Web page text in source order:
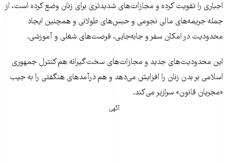
اجباری را تقویت کرده و مجازات‌های شدیدتری برای زنان وضع کرده است، از
جمله جریمه‌های مالی نجومی و حبس‌های طولانی‌ و همچنین ایجاد
محدودیت در امکان سفر و جابه‌جایی، فرصت‌های شغلی و آموزشی.
این محدودیت‌های جدید و مجازات‌های سخت‌گیرانه‌ هم کنترل جمهوری
اسلامی بر بدن زنان را افزایش می‌دهد و هم درآمدهای هنگفتی را به جیب
«مجریان قانون» سرازیر می‌کند.
آگهی